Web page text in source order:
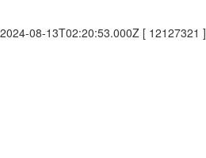
2024-08-13T02:20:53.000Z [ 12127321 ]